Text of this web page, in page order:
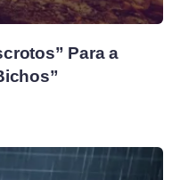
Para a